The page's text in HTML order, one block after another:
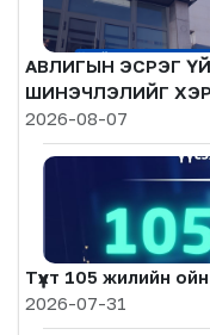
АВЛИГЫН ЭСРЭГ
ШИНЭЧЛЭЛИЙГ
2026-08-07
Түүхт 105 жилийн
2026-07-31